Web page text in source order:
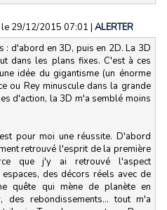
le 29/12/2015 07:01 | ALERTER
: d'abord en 3D, puis en 2D. La 3D
dans les plans fixes. C'est à ces
idée du gigantisme (un énorme
ou Rey minuscule dans la grande
d'action, la 3D m'a semblé moins
pour moi une réussite. D'abord
retrouvé l'esprit de la première
que j'y ai retrouvé l'aspect
des décors réels avec de
quête qui mène de planète en
des rebondissements... tout m'a